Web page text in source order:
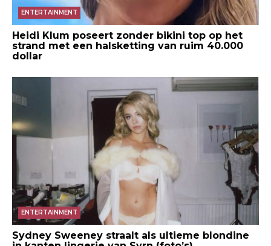
ENTERTAINMENT
Heidi Klum poseert zonder bikini top op het
strand met een halsketting van ruim 40.000
dollar
ENTERTAINMENT
Sydney Sweeney straalt als ultieme blondine